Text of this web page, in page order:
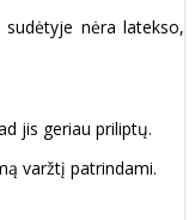
sudėtyje nėra latekso,
jis geriau priliptų.
varžtį patrindami.